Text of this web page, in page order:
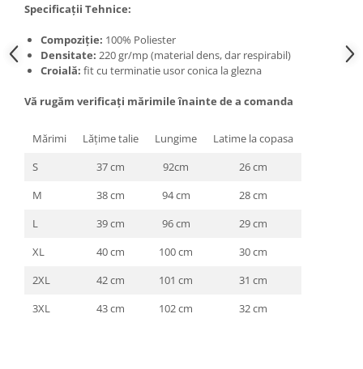
Specificații Tehnice:
Compoziție: 100% Poliester
Densitate: 220 gr/mp (material dens, dar respirabil)
Croială: fit cu terminatie usor conica la glezna
Vă rugăm verificaţi mărimile înainte de a comanda
Mărimi Lăţime talie Lungime
Latime la copasa
S
37 cm 92cm
26 cm
M
38 cm 94 cm
28 cm
L
39 cm 96 cm
29 cm
XL
40 cm 100 cm
30 cm
2XL
42 cm 101 cm
31 cm
3XL
43 cm 102 cm 32 cm